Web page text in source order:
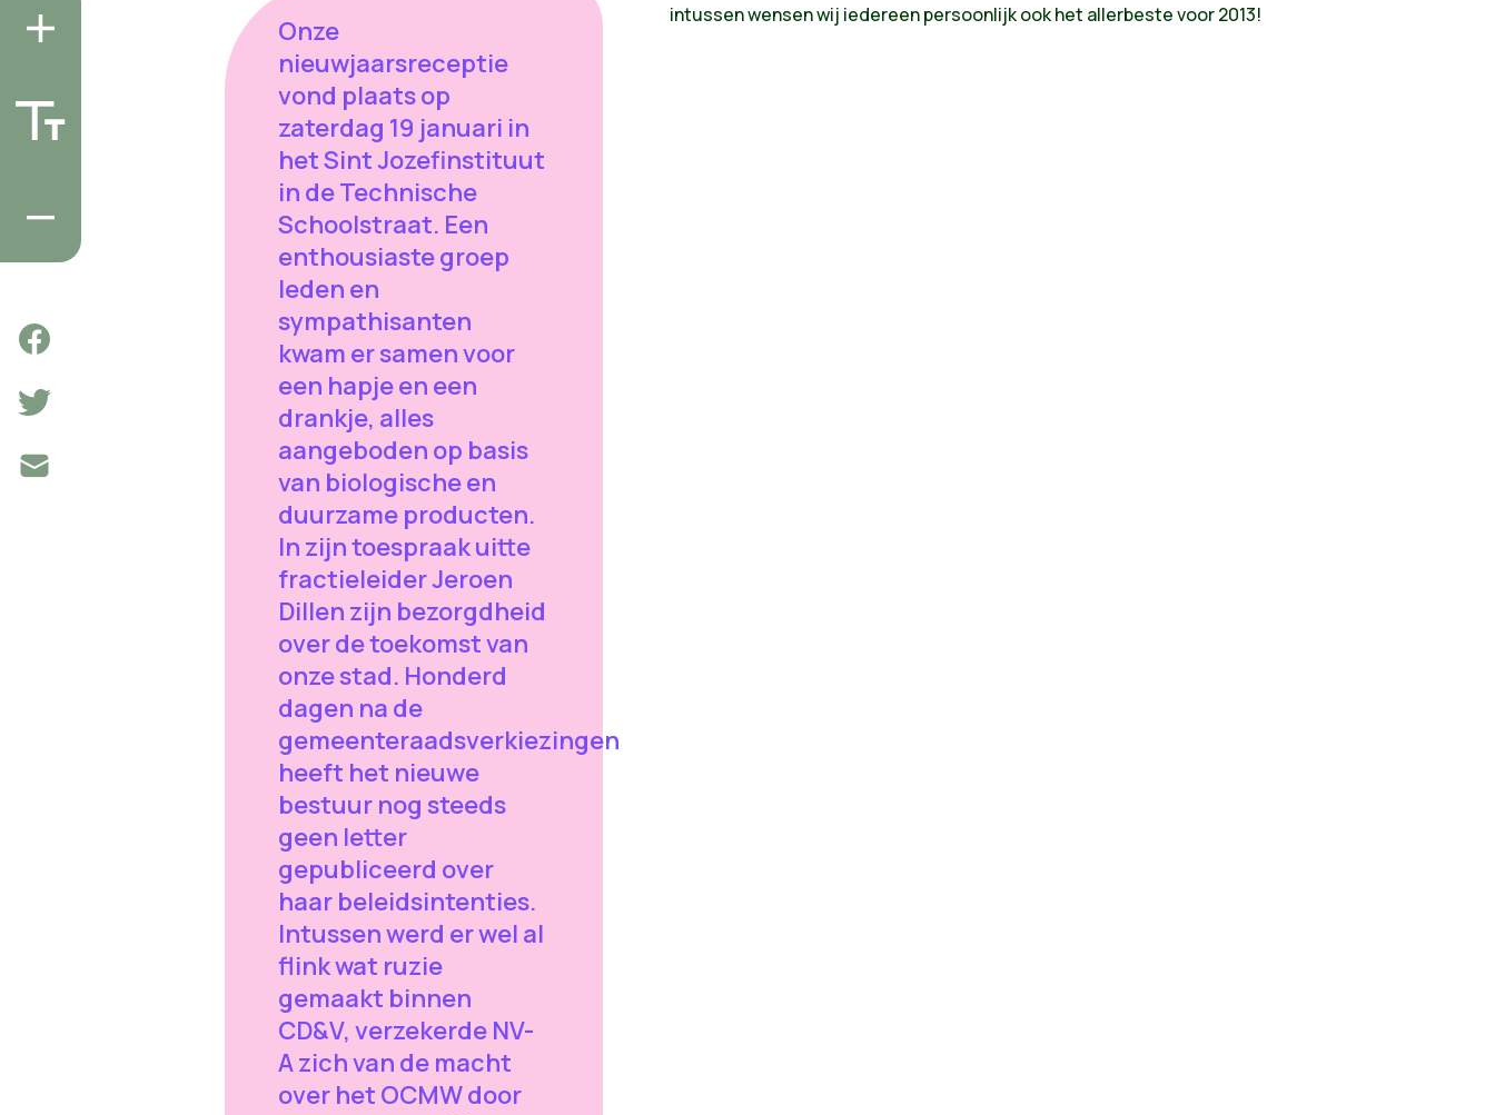
Onze
nieuwjaarsreceptie
vond plaats op
zaterdag 19 januari in
het Sint Jozefinstituut
in de Technische
Schoolstraat. Een
enthousiaste groep
leden en
sympathisanten
kwam er samen voor
een hapje en een
drankje, alles
aangeboden op basis
van biologische en
duurzame producten.
In zijn toespraak uitte
fractieleider Jeroen
Dillen zijn bezorgdheid
over de toekomst van
onze stad. Honderd
dagen na de
gemeenteraadsverkiezingen
heeft het nieuwe
bestuur nog steeds
geen letter
gepubliceerd over
haar beleidsintenties.
Intussen werd er wel al
flink wat ruzie
gemaakt binnen
CD&V, verzekerde NV-
A zich van de macht
over het OCMW door
intussen wensen wij iedereen persoonlijk ook het allerbeste voor 2013!